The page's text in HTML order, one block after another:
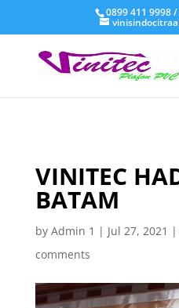
0899 411 9998
VINITEC
BATAM
by Admin 1 | Jul 27, 2021 |
comments